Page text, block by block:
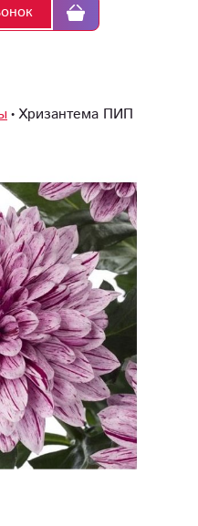
Хризантема ПИП